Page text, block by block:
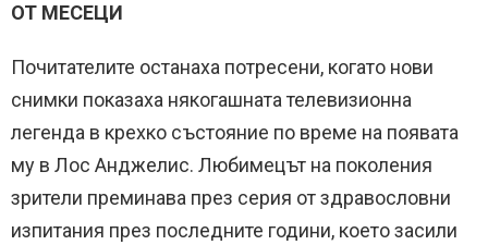
ОТ МЕСЕЦИ
Почитателите останаха потресени, когато нови
снимки показаха някогашната телевизионна
легенда в крехко състояние по време на появата
му в Лос Анджелис. Любимецът на поколения
зрители преминава през серия от здравословни
изпитания през последните години, което засили